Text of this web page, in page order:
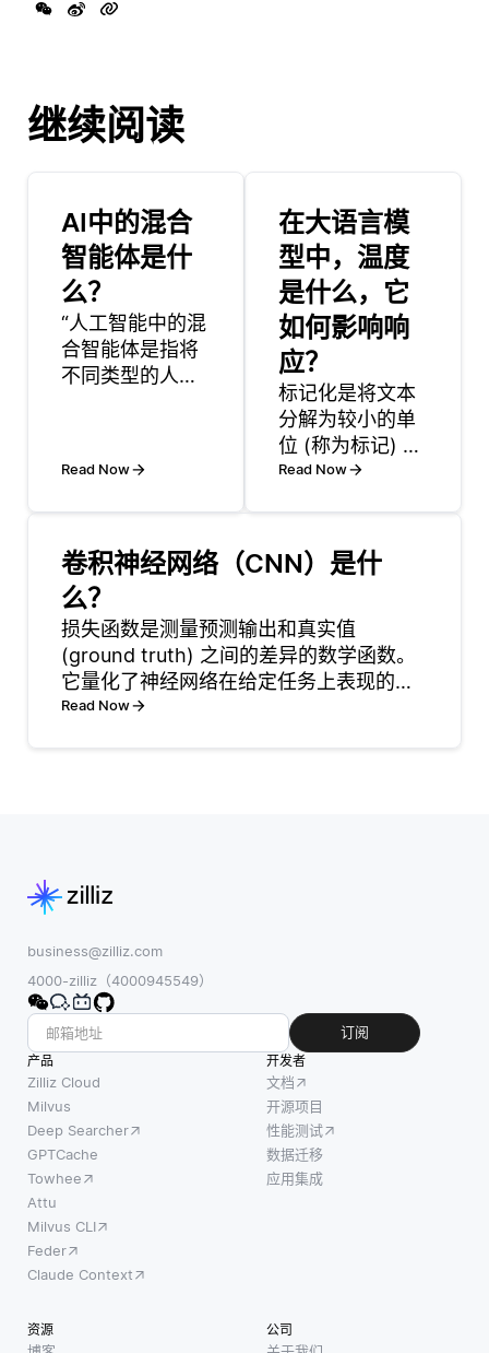
继续阅读
AI中的混合
智能体是什
么？
“人工智能中的混
合智能体是指将
不同类型的人工
面的表现的系
统。这些智能体
非符号的方法，
将基于规则的推
理和知识表示与
统计学习技术相
结合。这种结合
使它们能够利用
每种方法的优
Read Now
在大语言模
型中，温度
是什么，它
如何影响响
应？
标记化是将文本
分解为较小的单
位 (称为标记) 的
过程，这些单位
法，标记可以是
单个单词、子单
例如，句子 “the
cat sat” 可能被
标记为 [“The”，
Read Now
卷积神经网络（CNN）是什
么？
损失函数是测量预测输出和真实值
(ground truth) 之间的差异的数学函数。
它量化了神经网络在给定任务上表现的好
坏，训练的目标是最大限度地减少这种损
Read Now
business@zilliz.com
4000-zilliz（4000945549）
订阅
产品
Zilliz Cloud
Milvus
Deep Searcher
GPTCache
Towhee
Attu
Milvus CLI
Feder
Claude Context
开发者
文档
开源项目
性能测试
数据迁移
应用集成
资源 公司